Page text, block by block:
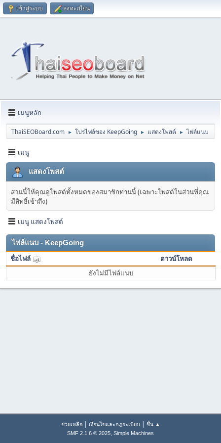
เข้าสู่ระบบ ลงทะเบียน
เมนูหลัก
ThaiSEOBoard.com ► โปรไฟล์ของ KeepGoing ► แสดงโพสต์ ► ไฟล์แนบ
เมนู
แสดงโพสต์
ส่วนนี้ให้คุณดูโพสต์ทั้งหมดของสมาชิกท่านนี้ (เฉพาะโพสต์ในส่วนที่คุณ
มีสิทธิ์เข้าถึง)
เมนู แสดงโพสต์
ไฟล์แนบ - KeepGoing
ชื่อไฟล์
ดาวน์โหลด
ยังไม่มีไฟล์แนบ
ช่วยเหลือ| เงื่อนไขและกฎระเบียบ | ขึ้น ▲
SMF 2.1.6 © 2025, Simple Machines